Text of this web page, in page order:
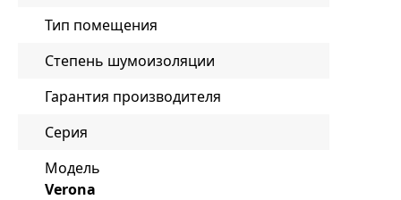
Тип помещения
Степень шумоизоляции
Гарантия производителя
Серия
Модель
Verona